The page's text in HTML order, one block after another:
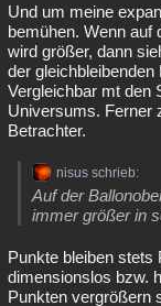
Und um meine
bemühen. Wenn auf
wird größer, dann
der
Vergleichbar mt den
Universums. Ferner
Betrachter.
nisus schrieb:
Auf der
immer größer in
Punkte bleiben stets
dimensionslos bzw.
Punkten vergrößern